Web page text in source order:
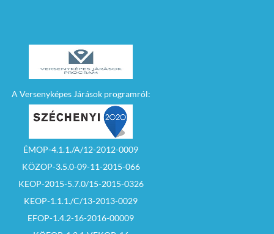
A Versenyképes Járások programról:
ÉMOP-4.1.1./A/12-2012-0009
KÖZOP-3.5.0-09-11-2015-066
KEOP-2015-5.7.0/15-2015-0326
KEOP-1.1.1./C/13-2013-0029
EFOP-1.4.2-16-2016-00009